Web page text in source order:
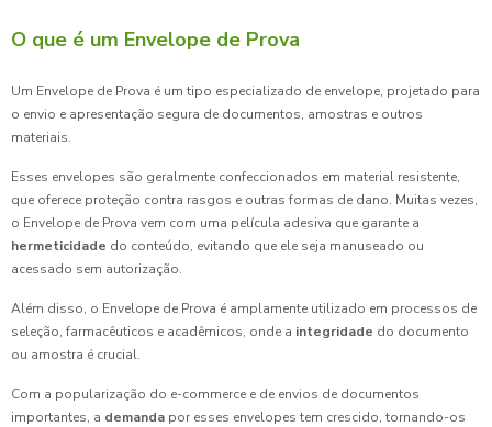
O que é um Envelope de Prova
Um Envelope de Prova é um tipo especializado de envelope, projetado para
o envio e apresentação segura de documentos, amostras e outros
materiais.
Esses envelopes são geralmente confeccionados em material resistente,
que oferece proteção contra rasgos e outras formas de dano. Muitas vezes,
o Envelope de Prova vem com uma película adesiva que garante a
hermeticidade do conteúdo, evitando que ele seja manuseado ou
acessado sem autorização.
Além disso, o Envelope de Prova é amplamente utilizado em processos de
seleção, farmacêuticos e acadêmicos, onde a integridade do documento
ou amostra é crucial.
Com a popularização do e-commerce e de envios de documentos
importantes, a demanda por esses envelopes tem crescido, tornando-os